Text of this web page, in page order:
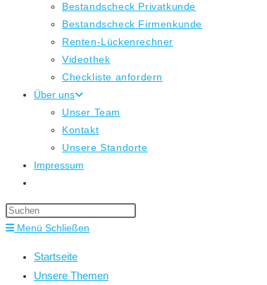
Bestandscheck Privatkunde
Bestandscheck Firmenkunde
Renten-Lückenrechner
Videothek
Checkliste anfordern
Über uns
Unser Team
Kontakt
Unsere Standorte
Impressum
umschalten
Menü Schließen
Startseite
Unsere Themen